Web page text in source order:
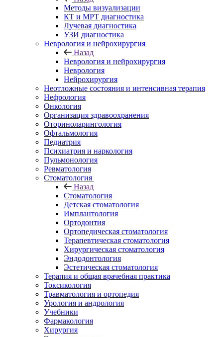
Методы визуализации
КТ и МРТ диагностика
Лучевая диагностика
УЗИ диагностика
Неврология и нейрохирургия
Назад
Неврология и нейрохирургия
Неврология
Нейрохирургия
Неотложные состояния и интенсивная терапия
Нефрология
Онкология
Организация здравоохранения
Оториноларингология
Офтальмология
Педиатрия
Психиатрия и наркология
Пульмонология
Ревматология
Стоматология
Назад
Стоматология
Детская стоматология
Имплантология
Ортодонтия
Ортопедическая стоматология
Терапевтическая стоматология
Хирургическая стоматология
Эндодонтология
Эстетическая стоматология
Терапия и общая врачебная практика
Токсикология
Травматология и ортопедия
Урология и андрология
Учебники
Фармакология
Хирургия